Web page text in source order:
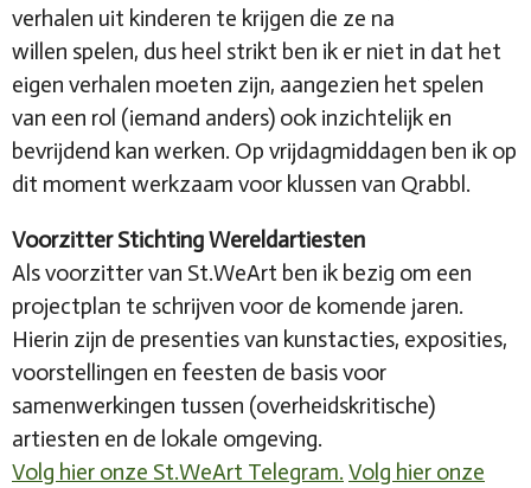
verhalen uit kinderen te krijgen die ze na
willen spelen, dus heel strikt ben ik er niet in dat het
eigen verhalen moeten zijn, aangezien het spelen
van een rol (iemand anders) ook inzichtelijk en
bevrijdend kan werken. Op vrijdagmiddagen ben ik op
dit moment werkzaam voor klussen van Qrabbl.
Voorzitter Stichting Wereldartiesten
Als voorzitter van St.WeArt ben ik bezig om een
projectplan te schrijven voor de komende jaren.
Hierin zijn de presenties van kunstacties, exposities,
voorstellingen en feesten de basis voor
samenwerkingen tussen (overheidskritische)
artiesten en de lokale omgeving.
Volg hier onze St.WeArt Telegram. Volg hier onze